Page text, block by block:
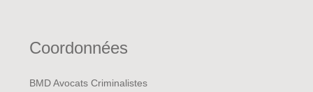
Coordonnées
BMD Avocats Criminalistes